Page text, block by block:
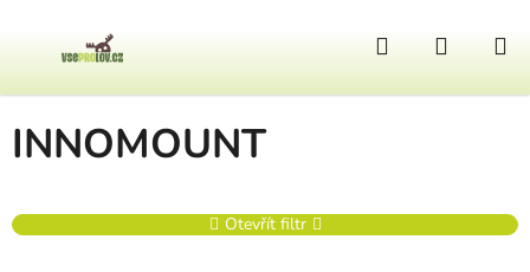
Hledat
Domů
INNOMOUNT
Otevřít filtr